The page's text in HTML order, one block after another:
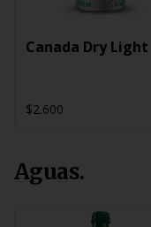
Canada Dry Light
$2.600
Aguas.